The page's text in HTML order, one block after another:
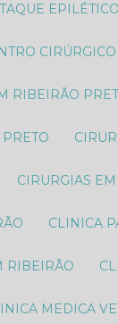
ATAQUE
RIBEIRÃO
CIRURGIAS
CLINICA
RIBEIRÃO
MEDICA